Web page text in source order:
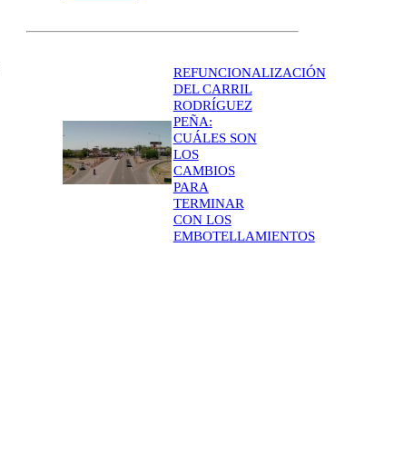
REFUNCIONALIZACIÓN
DEL CARRIL
RODRÍGUEZ
PEÑA:
CUÁLES SON
LOS
CAMBIOS
PARA
TERMINAR
CON LOS
EMBOTELLAMIENTOS